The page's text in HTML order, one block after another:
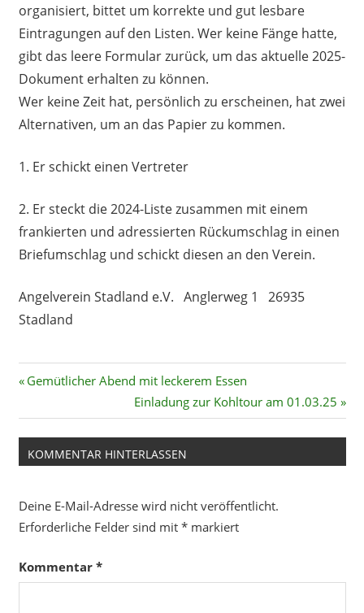
organisiert, bittet um korrekte und gut lesbare
Eintragungen auf den Listen. Wer keine Fänge hatte,
gibt das leere Formular zurück, um das aktuelle 2025-
Dokument erhalten zu können.
Wer keine Zeit hat, persönlich zu erscheinen, hat zwei
Alternativen, um an das Papier zu kommen.
1. Er schickt einen Vertreter
2. Er steckt die 2024-Liste zusammen mit einem
frankierten und adressierten Rückumschlag in einen
Briefumschlag und schickt diesen an den Verein.
Angelverein Stadland e.V. Anglerweg 1 26935
Stadland
Beitragsnavigation
Vorheriger
Gemütlicher Abend mit leckerem Essen
Nächster
Beitrag:
Einladung zur Kohltour am 01.03.25
KOMMENTAR HINTERLASSEN
Deine E-Mail-Adresse wird nicht veröffentlicht.
Erforderliche Felder sind mit *markiert
Kommentar *